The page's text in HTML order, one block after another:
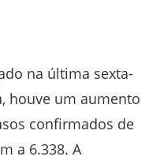
na última sexta-
houve um aumento
confirmados de
a 6.338. A